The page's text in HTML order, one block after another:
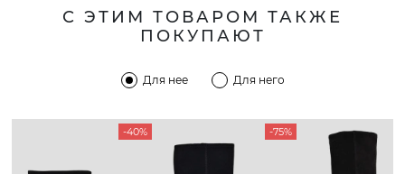
С ЭТИМ ТОВАРОМ ТАКЖЕ
ПОКУПАЮТ
Для нее Для него
-40% -75%